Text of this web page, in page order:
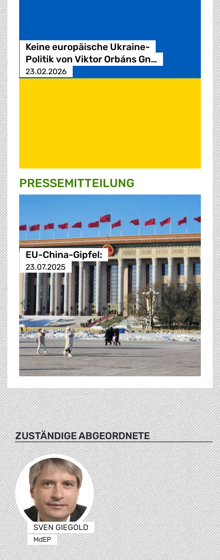
Keine europäische Ukraine-
Politik von Viktor Orbáns Gn…
23.02.2026
PRESSE­MITTEILUNG
EU-China-Gipfel:
23.07.2025
ZUSTÄNDIGE ABGEORDNETE
SVEN GIEGOLD
MdEP